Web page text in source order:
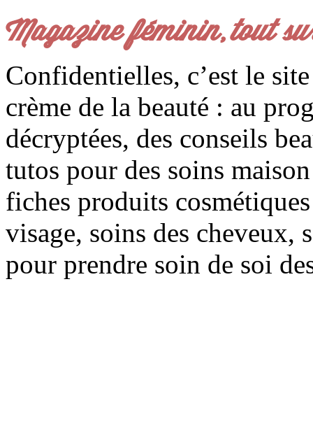
Magazine féminin, tout
Confidentielles, c’est le
crème de la beauté : au
décryptées, des conseils
tutos pour des soins
fiches produits
visage, soins des cheveux,
pour prendre soin de soi